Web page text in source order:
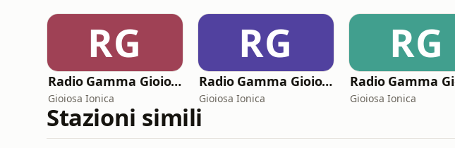
RG
Radio Gamma Gioiosa
Gioiosa Ionica
RG
Radio Gamma Gioiosa Golden Hits
Gioiosa Ionica
RG
Gioiosa Ionica
Stazioni simili